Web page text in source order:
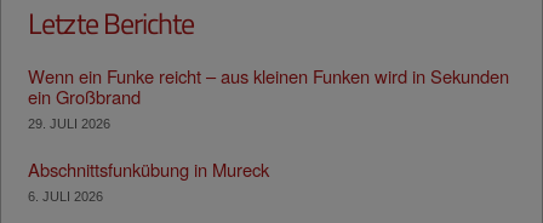
Letzte Berichte
Wenn ein Funke reicht – aus kleinen Funken wird in Sekunden
ein Großbrand
29. JULI 2026
Abschnittsfunkübung in Mureck
6. JULI 2026